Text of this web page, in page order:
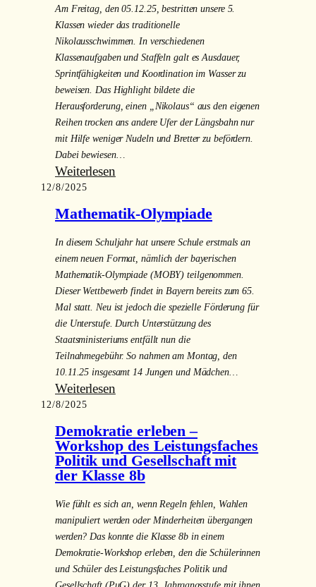
Jugendwaldheim
Lauenstein
Am Freitag, den 05.12.25, bestritten unsere 5.
Klassen wieder das traditionelle
Nikolausschwimmen. In verschiedenen
Klassenaufgaben und Staffeln galt es Ausdauer,
Sprintfähigkeiten und Koordination im Wasser zu
beweisen. Das Highlight bildete die
Herausforderung, einen „Nikolaus“ aus den eigenen
Reihen trocken ans andere Ufer der Längsbahn nur
mit Hilfe weniger Nudeln und Bretter zu befördern.
Dabei bewiesen…
Weiterlesen:
der
5.
Klassen
12/8/2025
Mathematik-Olympiade
In diesem Schuljahr hat unsere Schule erstmals an
einem neuen Format, nämlich der bayerischen
Mathematik-Olympiade (MOBY) teilgenommen.
Dieser Wettbewerb findet in Bayern bereits zum 65.
Mal statt. Neu ist jedoch die spezielle Förderung für
die Unterstufe. Durch Unterstützung des
Staatsministeriums entfällt nun die
Teilnahmegebühr. So nahmen am Montag, den
10.11.25 insgesamt 14 Jungen und Mädchen…
Weiterlesen:
Olympiade
12/8/2025
Demokratie erleben –
Workshop des Leistungsfaches
Politik und Gesellschaft mit
der Klasse 8b
Wie fühlt es sich an, wenn Regeln fehlen, Wahlen
manipuliert werden oder Minderheiten übergangen
werden? Das konnte die Klasse 8b in einem
Demokratie-Workshop erleben, den die Schülerinnen
und Schüler des Leistungsfaches Politik und
Gesellschaft (PuG) der 13. Jahrgangsstufe mit ihnen